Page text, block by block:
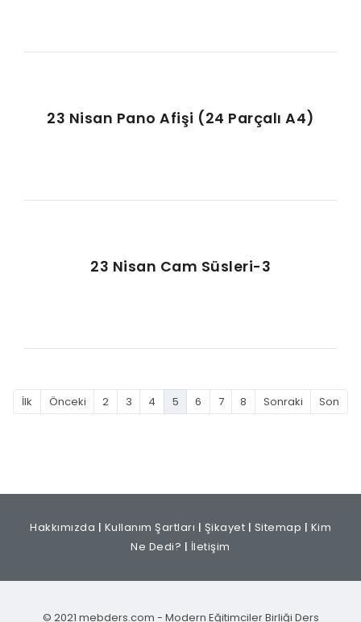
23 Nisan Pano Afişi (24 Parçalı A4)
23 Nisan Cam Süsleri-3
İlk Önceki 2 3 4 5 6 7 8 Sonraki Son
Hakkımızda | Kullanım Şartları | Şikayet | Sitemap | Kim
Ne Dedi? | İletişim
© 2021 mebders.com - Modern Eğitimciler Birliği Ders